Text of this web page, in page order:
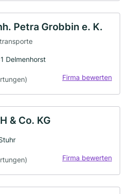
Petra Grobbin e. K.
Delmenhorst
Firma bewerten
& Co. KG
Firma bewerten